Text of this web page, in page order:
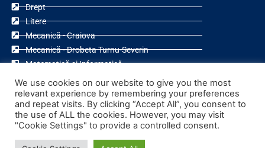
Drept
Litere
Mecanică - Craiova
Mecanică - Drobeta Turnu-Severin
Matematică și Informatică
Teologie Ortodoxă
F
a
Y
We use cookies on our website to give you the most
relevant experience by remembering your preferences
and repeat visits. By clicking “Accept All”, you consent to
the use of ALL the cookies. However, you may visit
"Cookie Settings" to provide a controlled consent.